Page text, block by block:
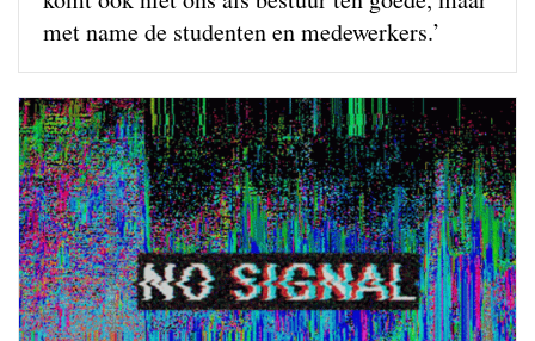
met name de studenten en medewerkers.’